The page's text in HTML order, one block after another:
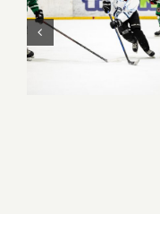
A BGE vitte el
aranyérmet
a 2026-os 3×3
Jégkorong MEFOB-